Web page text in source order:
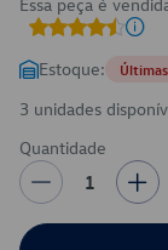
Estoque:
3 unidades
Quantidade
1